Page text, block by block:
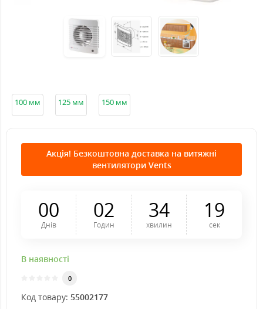
100 мм 125 мм 150 мм
Акція! Безкоштовна доставка на витяжні
вентилятори Vents
00
Днів
02
Годин
34
хвилин
18
сек
В наявності
0
Код товару: 55002177